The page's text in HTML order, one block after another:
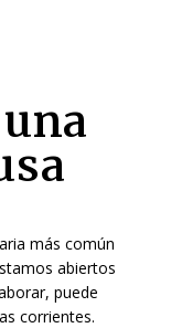
más común
abiertos
puede
corrientes.